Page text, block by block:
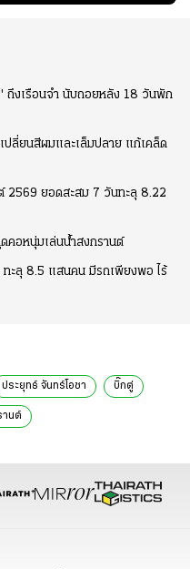
นามให้
สุดๆ กับการเยือนไทย
งเรือนจำ นับถอยหลัง 18 วันพัก
ปลี่ยนสีผมและเล็มปลาย แก้เคล็ด
2569 ยอดสะสม 7 วันทะลุ 8.22
อหนุ่มเล่นน้ำสงกรานต์
ะลุ 8.5 แสนคน มีรถเพียงพอ ไร้
ประยุทธ์ จันทร์โอชา บิ๊กตู่
านต์